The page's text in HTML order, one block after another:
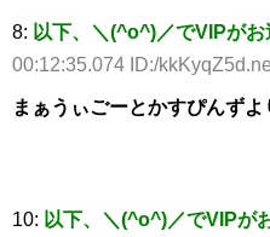
8: 以下、＼(^o^)／でVIPが
00:12:35.074 ID:/
まぁうぃごーとかすぴんずよ
10: 以下、＼(^o^)／でVIPが